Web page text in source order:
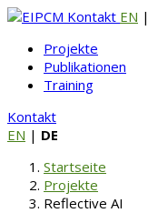
Kontakt EN |
Projekte
Publikationen
Training
Kontakt
EN | DE
Startseite
Projekte
Reflective AI